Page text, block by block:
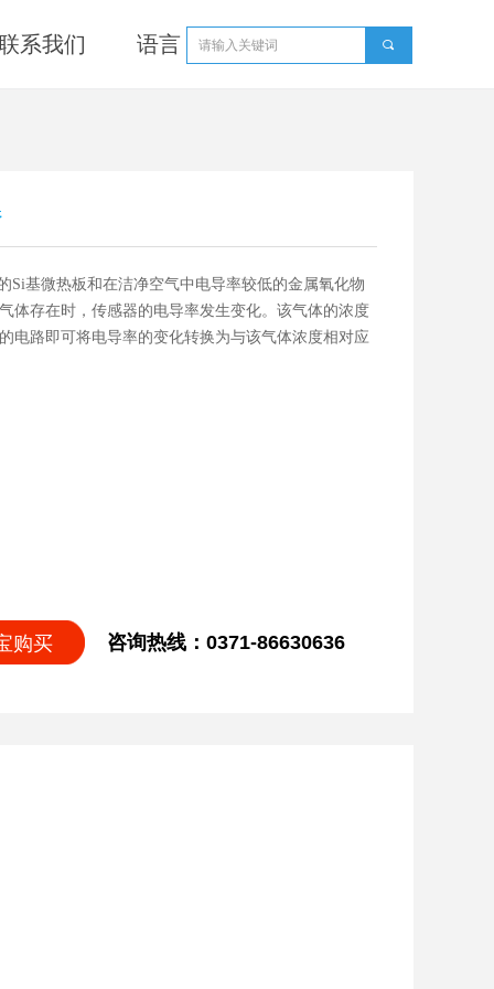
끠
系我们 语言
Si基微热板和在洁净空气中电导率较低的金属氧化物
体存在时，传感器的电导率发生变化。该气体的浓度
电路即可将电导率的变化转换为与该气体浓度相对应
咨询热线：0371-86630636
购买